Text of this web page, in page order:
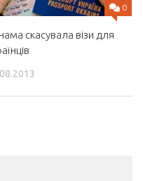
0
скасувала візи для